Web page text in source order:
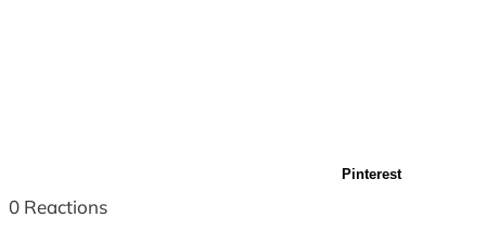
Pinterest
0 Reactions